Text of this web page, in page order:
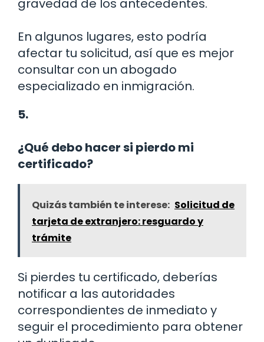
gravedad de los antecedentes.
En algunos lugares, esto podría
afectar tu solicitud, así que es mejor
consultar con un abogado
especializado en inmigración.
5.
¿Qué debo hacer si pierdo mi
certificado?
Quizás también te interese: Solicitud de
tarjeta de extranjero: resguardo y
trámite
Si pierdes tu certificado, deberías
notificar a las autoridades
correspondientes de inmediato y
seguir el procedimiento para obtener